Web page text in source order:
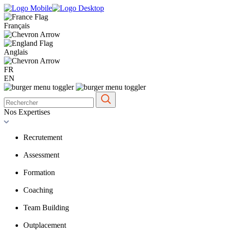
Français
Anglais
FR
EN
Nos Expertises
Recrutement
Assessment
Formation
Coaching
Team Building
Outplacement